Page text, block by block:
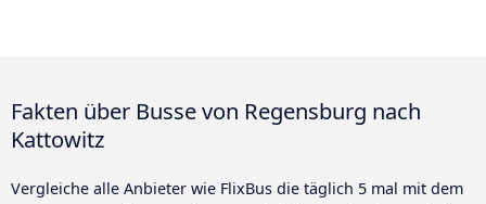
Fakten über Busse von Regensburg nach
Kattowitz
Vergleiche alle Anbieter wie FlixBus die täglich 5 mal mit dem